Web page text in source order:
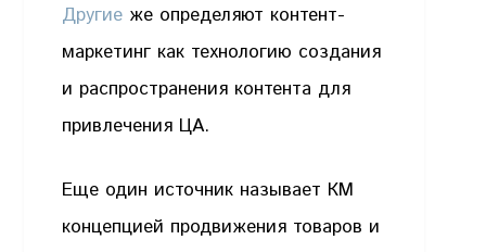
Другие же определяют контент-
маркетинг как технологию создания
и распространения контента для
привлечения ЦА.
Еще один источник называет КМ
концепцией продвижения товаров и